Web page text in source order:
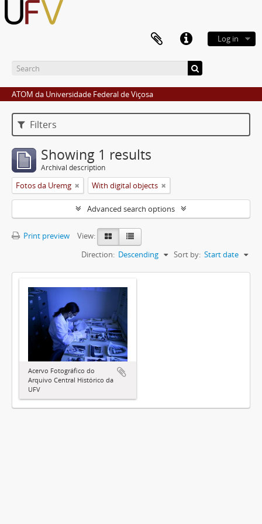
Log in
ATOM da Universidade Federal de Viçosa
Filters
Showing 1 results
Archival description
Fotos da Uremg With digital objects
Advanced search options
Print preview
View:
Sort by: Start date
Direction: Descending
Acervo Fotográfico do
Arquivo Central Histórico da
UFV